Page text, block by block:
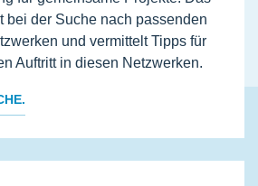
bei der Suche nach passenden
und vermittelt Tipps für
Auftritt in diesen Netzwerken.